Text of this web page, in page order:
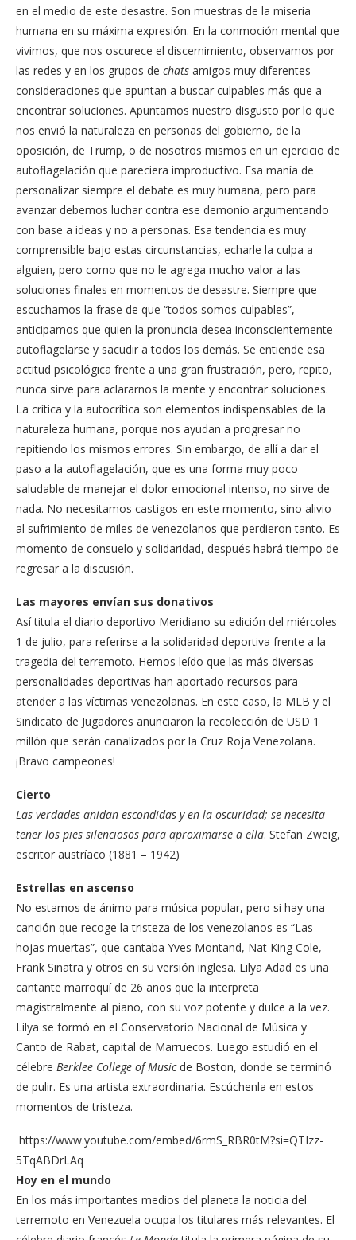
en el medio de este desastre. Son muestras de la miseria
humana en su máxima expresión. En la conmoción mental que
vivimos, que nos oscurece el discernimiento, observamos por
las redes y en los grupos de chats amigos muy diferentes
consideraciones que apuntan a buscar culpables más que a
encontrar soluciones. Apuntamos nuestro disgusto por lo que
nos envió la naturaleza en personas del gobierno, de la
oposición, de Trump, o de nosotros mismos en un ejercicio de
autoflagelación que pareciera improductivo. Esa manía de
personalizar siempre el debate es muy humana, pero para
avanzar debemos luchar contra ese demonio argumentando
con base a ideas y no a personas. Esa tendencia es muy
comprensible bajo estas circunstancias, echarle la culpa a
alguien, pero como que no le agrega mucho valor a las
soluciones finales en momentos de desastre. Siempre que
escuchamos la frase de que “todos somos culpables”,
anticipamos que quien la pronuncia desea inconscientemente
autoflagelarse y sacudir a todos los demás. Se entiende esa
actitud psicológica frente a una gran frustración, pero, repito,
nunca sirve para aclararnos la mente y encontrar soluciones.
La crítica y la autocrítica son elementos indispensables de la
naturaleza humana, porque nos ayudan a progresar no
repitiendo los mismos errores. Sin embargo, de allí a dar el
paso a la autoflagelación, que es una forma muy poco
saludable de manejar el dolor emocional intenso, no sirve de
nada. No necesitamos castigos en este momento, sino alivio
al sufrimiento de miles de venezolanos que perdieron tanto. Es
momento de consuelo y solidaridad, después habrá tiempo de
regresar a la discusión.
Las mayores envían sus donativos
Así titula el diario deportivo Meridiano su edición del miércoles
1 de julio, para referirse a la solidaridad deportiva frente a la
tragedia del terremoto. Hemos leído que las más diversas
personalidades deportivas han aportado recursos para
atender a las víctimas venezolanas. En este caso, la MLB y el
Sindicato de Jugadores anunciaron la recolección de USD 1
millón que serán canalizados por la Cruz Roja Venezolana.
¡Bravo campeones!
Cierto
Las verdades anidan escondidas y en la oscuridad; se necesita
tener los pies silenciosos para aproximarse a ella. Stefan Zweig,
escritor austríaco (1881 – 1942)
Estrellas en ascenso
No estamos de ánimo para música popular, pero si hay una
canción que recoge la tristeza de los venezolanos es “Las
hojas muertas”, que cantaba Yves Montand, Nat King Cole,
Frank Sinatra y otros en su versión inglesa. Lilya Adad es una
cantante marroquí de 26 años que la interpreta
magistralmente al piano, con su voz potente y dulce a la vez.
Lilya se formó en el Conservatorio Nacional de Música y
Canto de Rabat, capital de Marruecos. Luego estudió en el
célebre Berklee College of Musicde Boston, donde se terminó
de pulir. Es una artista extraordinaria. Escúchenla en estos
momentos de tristeza.
https://www.youtube.com/embed/6rmS_RBR0tM?si=QTIzz-
5TqABDrLAq
Hoy en el mundo
En los más importantes medios del planeta la noticia del
terremoto en Venezuela ocupa los titulares más relevantes. El